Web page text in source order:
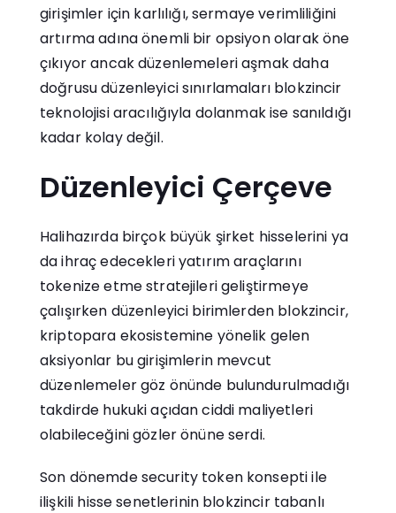
girişimler için karlılığı, sermaye verimliliğini
artırma adına önemli bir opsiyon olarak öne
çıkıyor ancak düzenlemeleri aşmak daha
doğrusu düzenleyici sınırlamaları blokzincir
teknolojisi aracılığıyla dolanmak ise sanıldığı
kadar kolay değil.
Düzenleyici Çerçeve
Halihazırda birçok büyük şirket hisselerini ya
da ihraç edecekleri yatırım araçlarını
tokenize etme stratejileri geliştirmeye
çalışırken düzenleyici birimlerden blokzincir,
kriptopara ekosistemine yönelik gelen
aksiyonlar bu girişimlerin mevcut
düzenlemeler göz önünde bulundurulmadığı
takdirde hukuki açıdan ciddi maliyetleri
olabileceğini gözler önüne serdi.
Son dönemde security token konsepti ile
ilişkili hisse senetlerinin blokzincir tabanlı